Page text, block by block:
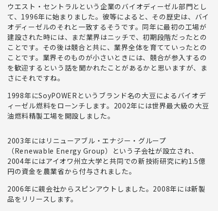
ウエスト・セントラルという企業のバイオディーゼル部門とし
て、1996年に始まりました。 彼等によると、その歴史は、バイ
オディーゼルのそれと一致するそうです。同年に最初の工場が
建設された時には、まだ業界はニッチで、初期段階だったとの
ことです。その後は競合と共に、業界全体を育てていったとの
ことです。業界そのものが小さいときには、競合が参入するの
を歓迎するという話を聞かれたことがあるかと思いますが、ま
さにそれですね。
1998年にSoyPOWERというブランド名の大豆によるバイオデ
ィーゼル燃料をローンチ します。2002年には世界最大級の大豆
油燃料精製工場を開設しました。
2003年にはリニューアブル・エナジー・グループ
（Renewable Energy Group）という子会社が設立され、
2004年にはアイオワ州立大学と共同での新技術研究に約1.5億
円の資金を農業省から付与されました。
2006年に親会社からスピンアウト しました。2008年には新製
品をリリースします。